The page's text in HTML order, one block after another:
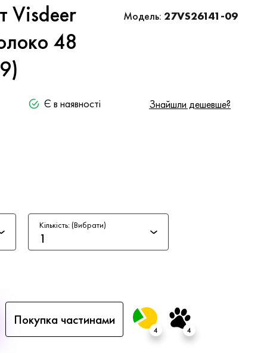
Visdeer
48
Модель: 27VS26141-09
Є в наявності Знайшли дешевше?
Кількість: (Вибрати)
1
Покупка частинами